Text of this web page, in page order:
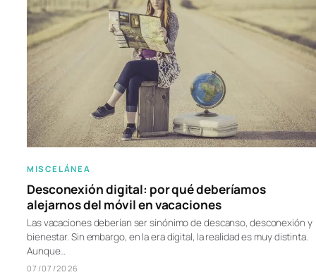
MISCELÁNEA
Desconexión digital: por qué deberíamos
alejarnos del móvil en vacaciones
Las vacaciones deberían ser sinónimo de descanso, desconexión y
bienestar. Sin embargo, en la era digital, la realidad es muy distinta.
Aunque…
07/07/2026